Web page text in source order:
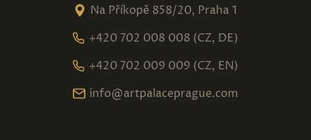
Na Příkopě 858/20, Praha 1
+420 702 008 008 (CZ, DE)
+420 702 009 009 (CZ, EN)
info@artpalaceprague.com